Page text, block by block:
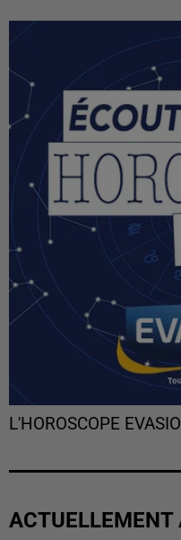
L'HOROSCOPE
ACTUELLEMENT